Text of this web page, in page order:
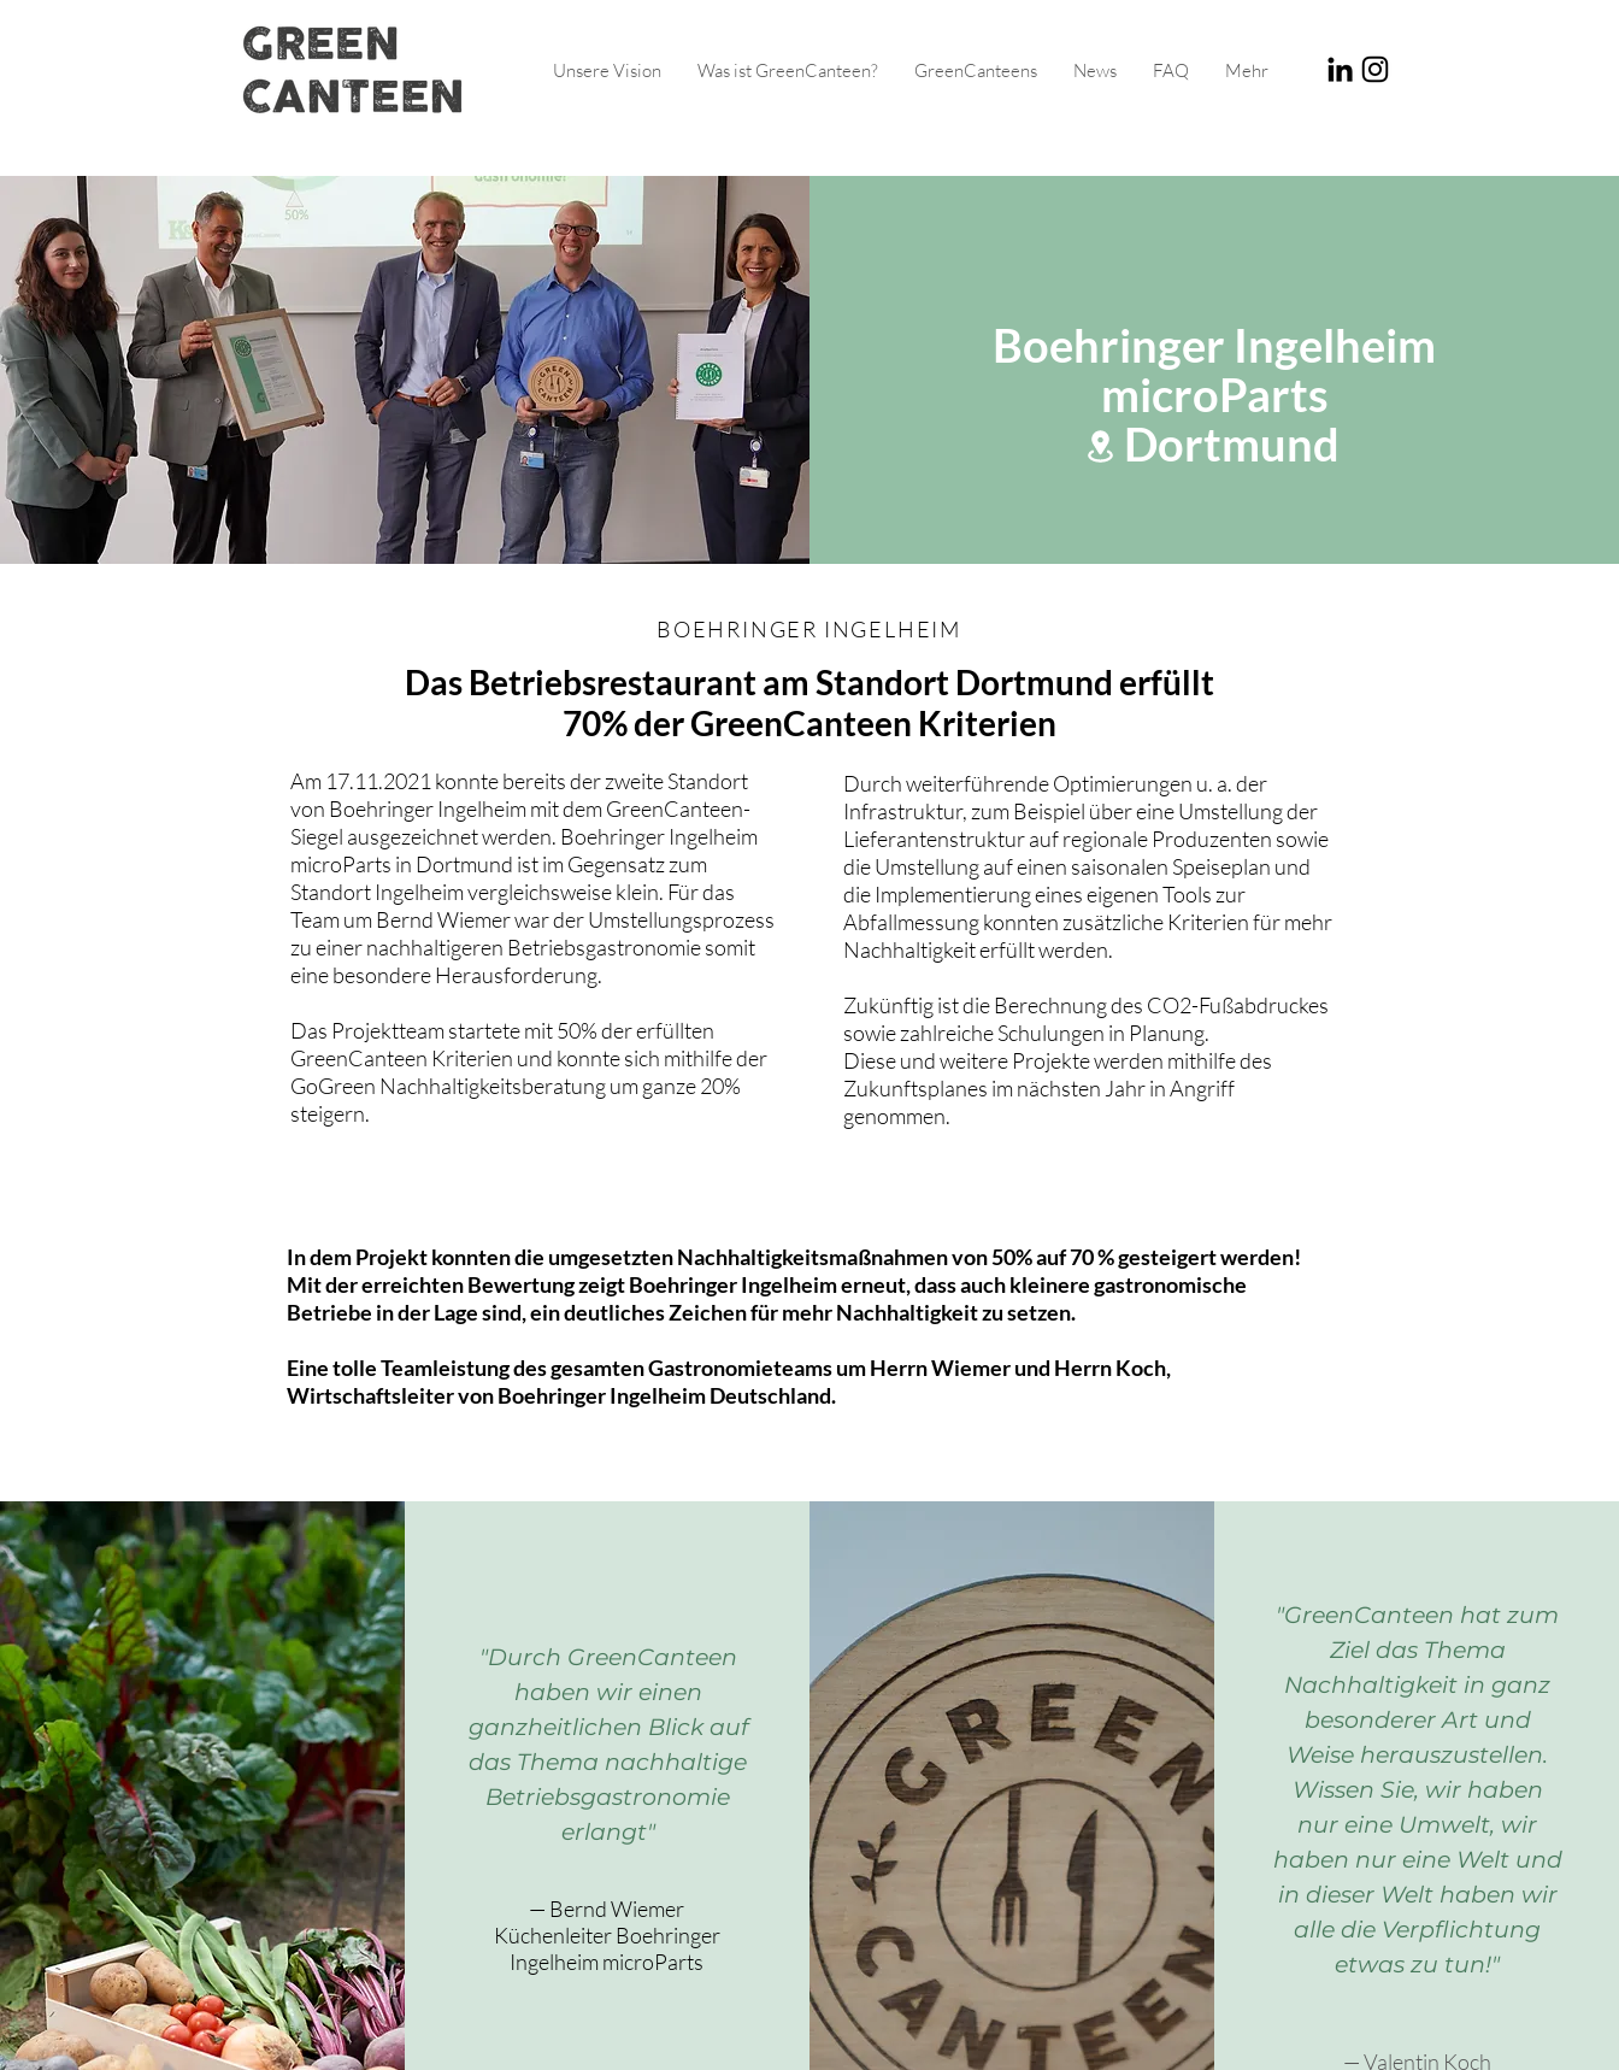
Unsere Vision Was ist GreenCanteen? GreenCanteens News FAQ Mehr
Boehringer Ingelheim
microParts
Dortmund
BOEHRINGER INGELHEIM
Das Betriebsrestaurant am Standort Dortmund erfüllt
70% der GreenCanteen Kriterien
Am 17.11.2021 konnte bereits der zweite Standort
von Boehringer Ingelheim mit dem GreenCanteen-
Siegel ausgezeichnet werden. Boehringer Ingelheim
microParts in Dortmund ist im Gegensatz zum
Standort Ingelheim vergleichsweise klein. Für das
Team um Bernd Wiemer war der Umstellungsprozess
zu einer nachhaltigeren Betriebsgastronomie somit
eine besondere Herausforderung.
Das Projektteam startete mit 50% der erfüllten
GreenCanteen Kriterien und konnte sich mithilfe der
GoGreen Nachhaltigkeitsberatung um ganze 20%
steigern.
Durch weiterführende Optimierungen u. a. der
Infrastruktur, zum Beispiel über eine Umstellung der
Lieferantenstruktur auf regionale Produzenten sowie
die Umstellung auf einen saisonalen Speiseplan und
die Implementierung eines eigenen Tools zur
Abfallmessung konnten zusätzliche Kriterien für mehr
Nachhaltigkeit erfüllt werden.
Zukünftig ist die Berechnung des CO2-Fußabdruckes
sowie zahlreiche Schulungen in Planung.
Diese und weitere Projekte werden mithilfe des
Zukunftsplanes im nächsten Jahr in Angriff
genommen.
In dem Projekt konnten die umgesetzten Nachhaltigkeitsmaßnahmen von 50% auf 70 % gesteigert werden!
Mit der erreichten Bewertung zeigt Boehringer Ingelheim erneut, dass auch kleinere gastronomische
Betriebe in der Lage sind, ein deutliches Zeichen für mehr Nachhaltigkeit zu setzen.
Eine tolle Teamleistung des gesamten Gastronomieteams um Herrn Wiemer und Herrn Koch,
Wirtschaftsleiter von Boehringer Ingelheim Deutschland.
"Durch GreenCanteen
haben wir einen
ganzheitlichen Blick auf
das Thema nachhaltige
Betriebsgastronomie
erlangt"
— Bernd Wiemer
Küchenleiter Boehringer
Ingelheim microParts
"GreenCanteen hat zum
Ziel das Thema
Nachhaltigkeit in ganz
besonderer Art und
Weise herauszustellen.
Wissen Sie, wir haben
nur eine Umwelt, wir
haben nur eine Welt und
in dieser Welt haben wir
alle die Verpflichtung
etwas zu tun!"
— Valentin Koch